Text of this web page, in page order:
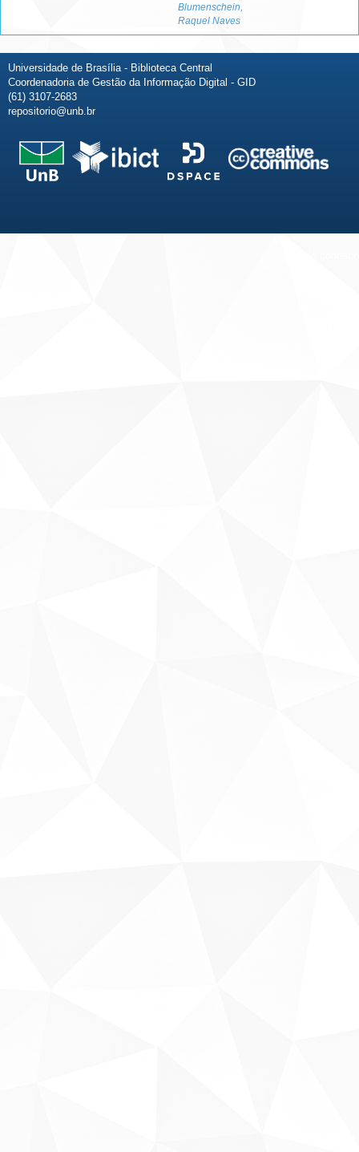
Blumenschein,
Raquel Naves
Universidade de Brasília - Biblioteca Central
Coordenadoria de Gestão da Informação Digital - GID
(61) 3107-2683
repositorio@unb.br